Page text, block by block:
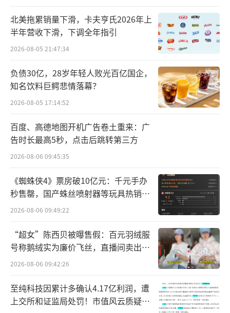
价低点以来，更是大涨376.28%。
据悉，乾照光电此次股价大涨，或主要得
益于近期商业航天板块的活跃。
消息面上，前段时间，国家航天局印发
《国家航天局推进商业航天高质量安全发展行
动计划（2025—2027年）》，是首份面向商业
航天的国家级三年路线图文件，并设立商业航
天司。12月3日，朱雀三号重复使用运载火箭成
功发射，进入预定轨道。本次任务虽未实现预
定火箭一级回收目标，但检验了朱雀三号运载
火箭测试、发射和飞行全过程方案的正确性、
此外，马斯克旗下SpaceX估值飙升的消
息，也刺激了A股商业航天板块的走强。据媒体
报道，SpaceX正在与其投资者就新一轮内部股
份出售进行谈判，如果交易达成，这家火箭与
北美拖累销量下滑，卡夫亨氏2026年上
半年营收下滑，下调全年指引
2026-08-05 21:47:34
负债30亿，28岁年轻人败光百亿国企，
知名饮料巨鳄悲情落幕？
2026-08-05 17:14:52
百度、高德地图开机广告卷土重来：广
告时长最高5秒，点击后跳转第三方
2026-08-06 09:45:35
《蜘蛛侠4》票房破10亿元：千元手办
秒售罄，国产蛛丝喷射器等玩具热销海
外
2026-08-06 09:49:22
“超女”陈西贝被曝售假：百元羽绒服
号称鹅绒实为廉价飞丝，直播间卖出超
百万元
2026-08-06 09:42:26
至纯科技因累计多确认4.17亿利润，遭
上交所和证监局处罚！市值风云质疑其